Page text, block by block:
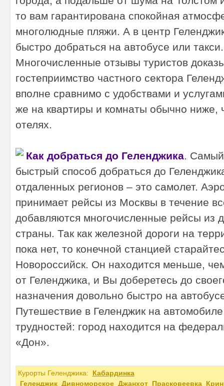
то вам гарантирована спокойная
многолюдные пляжи. А в центр
быстро добраться на автобусе или такси.
Многочисленные отзывы туристов
гостеприимство частного сектора
вполне сравнимо с удобствами и
же на квартиры и комнаты обычно ниже,
отелях.
Как добраться до Геленджика. Самый
быстрый способ добраться до
отдаленных регионов – это самолет.
принимает рейсы из Москвы в течение
добавляются многочисленные рейсы из
страны. Так как железной дороги на
пока нет, то конечной станцией
Новороссийск. Он находится меньше,
от Геленджика, и Вы доберетесь до
назначения довольно быстро на
Путешествие в Геленджик на
трудностей: город находится на
«Дон».
Курорты Геленджика: Кабардинка
Геленджик Дивноморское Джанхот Прасковеевка